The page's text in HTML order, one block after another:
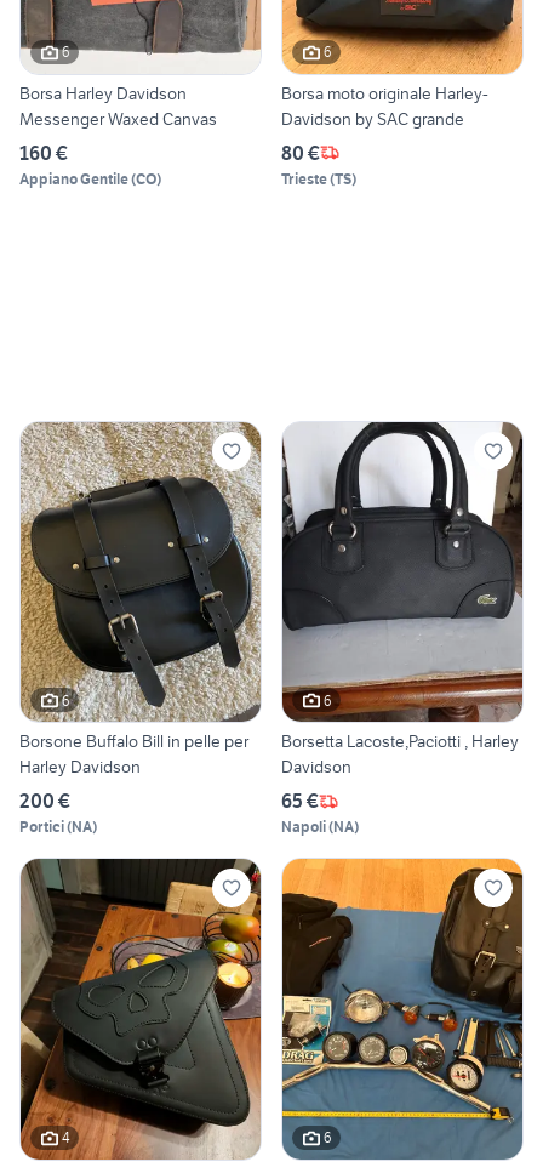
6
Borsa Harley Davidson
Messenger Waxed Canvas
160 €
Appiano Gentile(CO)
6
Borsa moto originale Harley-
Davidson by SAC grande
80 €
Trieste(TS)
6
Borsone Buffalo Bill in pelle per
Harley Davidson
200 €
Portici(NA)
6
Borsetta Lacoste,Paciotti , Harley
Davidson
65 €
Napoli(NA)
4 6